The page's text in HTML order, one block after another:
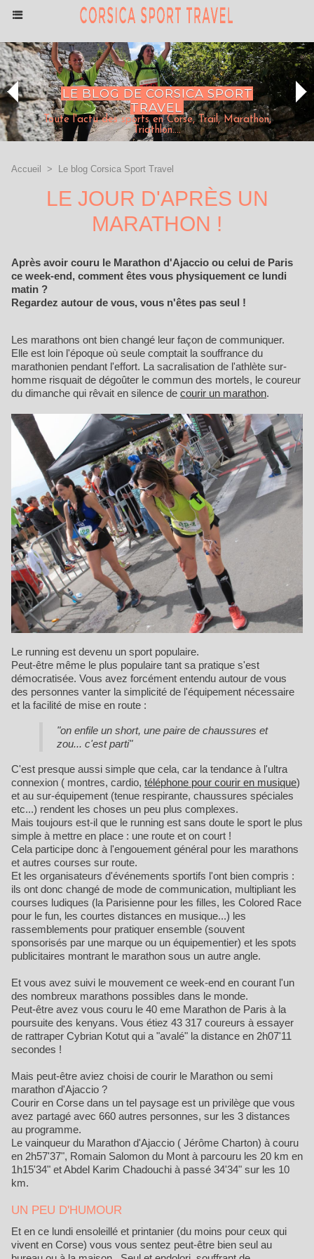
LE BLOG DE CORSICA SPORT
TRAVEL
Toute l'actu des sports en Corse, Trail, Marathon,
Triathlon....
Accueil > Le blog Corsica Sport Travel
LE JOUR D'APRÈS UN
MARATHON !
Après avoir couru le Marathon d'Ajaccio ou celui de Paris
ce week-end, comment êtes vous physiquement ce lundi
matin ?
Regardez autour de vous, vous n'êtes pas seul !
Les marathons ont bien changé leur façon de communiquer.
Elle est loin l'époque où seule comptait la souffrance du
marathonien pendant l'effort. La sacralisation de l'athlète sur-
homme risquait de dégoûter le commun des mortels, le coureur
du dimanche qui rêvait en silence de courir un marathon.
Le running est devenu un sport populaire.
Peut-être même le plus populaire tant sa pratique s'est
démocratisée. Vous avez forcément entendu autour de vous
des personnes vanter la simplicité de l'équipement nécessaire
et la facilité de mise en route :
"on enfile un short, une paire de chaussures et
zou... c'est parti"
C'est presque aussi simple que cela, car la tendance à l'ultra
connexion ( montres, cardio, téléphone pour courir en musique)
et au sur-équipement (tenue respirante, chaussures spéciales
etc...) rendent les choses un peu plus complexes.
Mais toujours est-il que le running est sans doute le sport le plus
simple à mettre en place : une route et on court !
Cela participe donc à l'engouement général pour les marathons
et autres courses sur route.
Et les organisateurs d'événements sportifs l'ont bien compris :
ils ont donc changé de mode de communication, multipliant les
courses ludiques (la Parisienne pour les filles, les Colored Race
pour le fun, les courtes distances en musique...) les
rassemblements pour pratiquer ensemble (souvent
sponsorisés par une marque ou un équipementier) et les spots
publicitaires montrant le marathon sous un autre angle.
Et vous avez suivi le mouvement ce week-end en courant l'un
des nombreux marathons possibles dans le monde.
Peut-être avez vous couru le 40 eme Marathon de Paris à la
poursuite des kenyans. Vous étiez 43 317 coureurs à essayer
de rattraper Cybrian Kotut qui a "avalé" la distance en 2h07'11
secondes !
Mais peut-être aviez choisi de courir le Marathon ou semi
marathon d'Ajaccio ?
Courir en Corse dans un tel paysage est un privilège que vous
avez partagé avec 660 autres personnes, sur les 3 distances
au programme.
Le vainqueur du Marathon d'Ajaccio ( Jérôme Charton) à couru
en 2h57'37", Romain Salomon du Mont à parcouru les 20 km en
1h15'34" et Abdel Karim Chadouchi à passé 34'34" sur les 10
km.
UN PEU D'HUMOUR
Et en ce lundi ensoleillé et printanier (du moins pour ceux qui
vivent en Corse) vous vous sentez peut-être bien seul au